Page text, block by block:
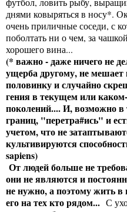
днями ковыряться в носу*.
очень приличные соседи, с
поболтать ни о чем, за
хорошего вина...
(* важно - даже ничего не
ущерба другому, не
половинку и случайно
гения в текущем или
поколений.... И, возможно
границ, "перетра#ись" и
учетом, что не
культивируются
sapiens)
От людей больше не
они не являются и
не нужно, а поэтому жить в
его на тех кто рядом... С